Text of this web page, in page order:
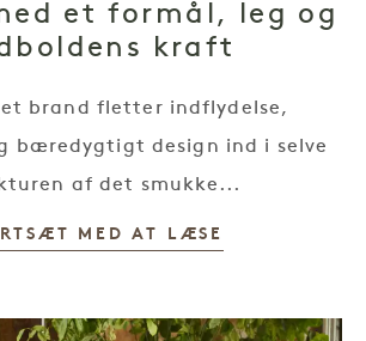
et formål, leg og
kraft
et brand fletter indflydelse,
bæredygtigt design ind i selve
af det smukke...
MED AT LÆSE